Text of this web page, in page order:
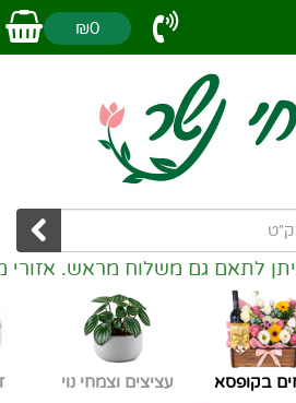
₪0
גם משלוח מראש. אזורי
בקופסא עציצים וצמחי נוי